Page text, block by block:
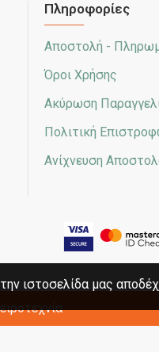
Πληροφορίες
Αποστολή -
Όροι Χρήσης
Ακύρωση
Πολιτική
Ανίχνευση
ιστοσελίδα μας